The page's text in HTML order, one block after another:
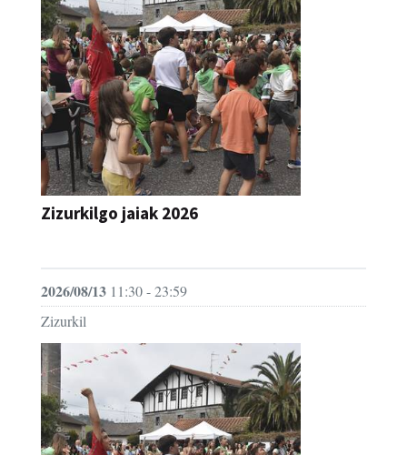
Zizurkilgo jaiak 2026
2026/08/13 11:30 - 23:59
Zizurkil